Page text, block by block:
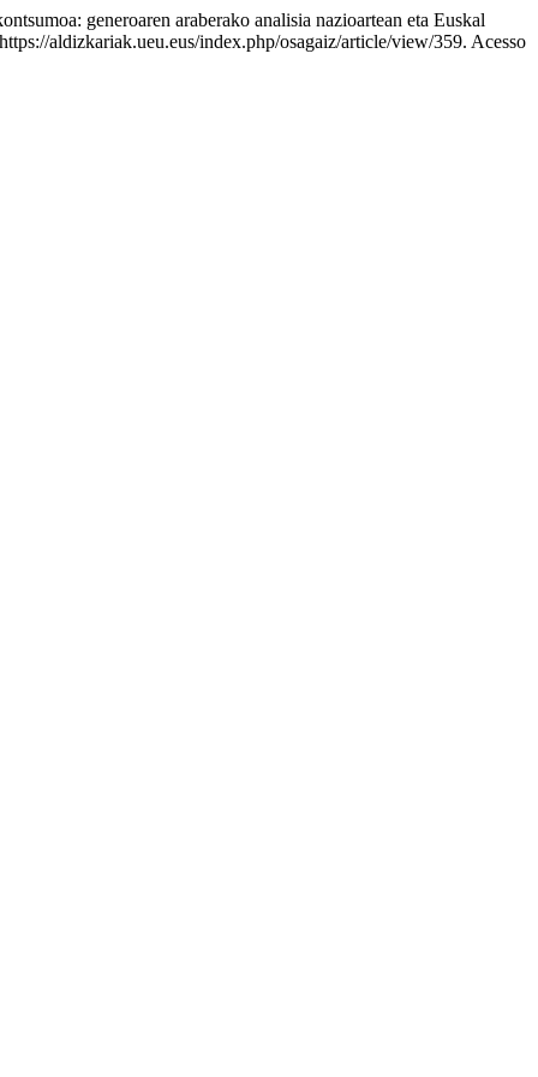
generoaren araberako analisia nazioartean eta Euskal
aldizkariak.ueu.eus/index.php/osagaiz/article/view/359. Acesso